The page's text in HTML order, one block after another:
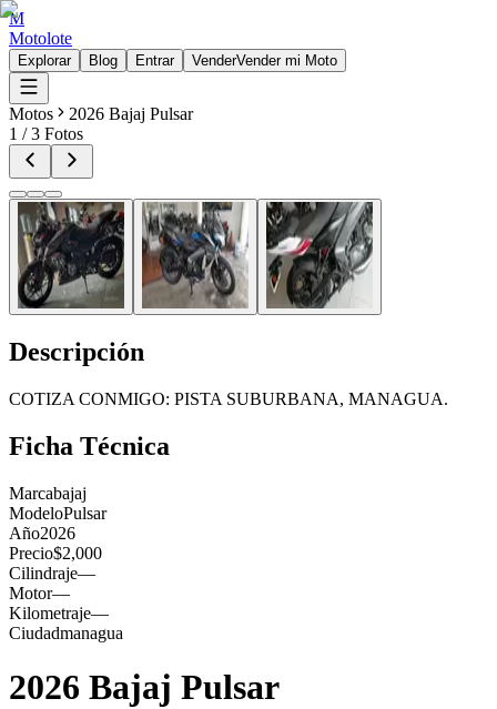
M
Motolote
Explorar Blog Entrar VenderVender mi Moto
Motos
2026 Bajaj Pulsar
1 /3 Fotos
Descripción
COTIZA CONMIGO: PISTA SUBURBANA, MANAGUA.
Ficha Técnica
Marcabajaj
ModeloPulsar
Año2026
Precio$2,000
Cilindraje—
Motor—
Kilometraje—
Ciudadmanagua
2026 Bajaj Pulsar